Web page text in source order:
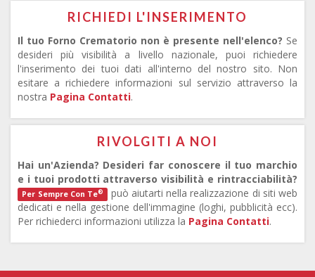
RICHIEDI L'INSERIMENTO
Il tuo Forno Crematorio non è presente nell'elenco? Se
desideri più visibilità a livello nazionale, puoi richiedere
l'inserimento dei tuoi dati all'interno del nostro sito. Non
esitare a richiedere informazioni sul servizio attraverso la
nostra Pagina Contatti.
RIVOLGITI A NOI
Hai un'Azienda? Desideri far conoscere il tuo marchio
e i tuoi prodotti attraverso visibilità e rintracciabilità?
Per Sempre Con Te®
può aiutarti nella realizzazione di siti web
dedicati e nella gestione dell'immagine (loghi, pubblicità ecc).
Per richiederci informazioni utilizza la Pagina Contatti.